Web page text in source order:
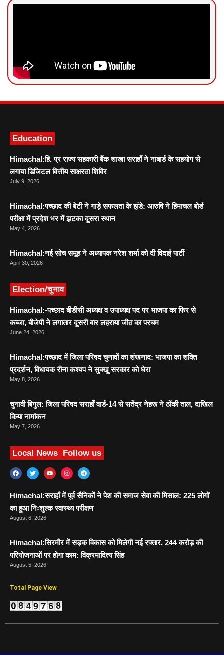
Education
Himachal:हि. प्र राज्य सहकारी बैंक शाखा सराहाँ ने नाबार्ड के सहयोग से
लगाया डिजिटल वित्तीय साक्षरता शिविर
July 9, 2026
Himachal:पच्छाद की बेटी ने गाड़े सफलता के झंडे: आरुषि ने हिमाचल बोर्ड
परीक्षा में प्रदेश भर में झटका दूसरा स्थान
May 4, 2026
Himachal:नई सोच समूह ने अध्यापक नरेश शर्मा को दी विदाई पार्टी
April 30, 2026
Election/चुनाव
Himachal:-पच्छाद बीडीसी अध्यक्ष व उपाध्यक्ष पद पर भाजपा का फिर से
कब्जा, बीजेपी ने लगातार दूसरी बार लहराया जीत का परचम
June 24, 2026
Himachal:पच्छाद में जिला परिषद चुनावों का शंखनाद: भाजपा का शक्ति
प्रदर्शन, विधायक रीना कश्यप ने सुक्खू सरकार को घेरा
May 8, 2026
चुनावी बिगुल: जिला परिषद सराहाँ वार्ड-14 से सतेंद्र नेहरू ने ठोंकी ताल, दाखिल
किया नामांकन
May 7, 2026
Local News Follow us
Himachal:सराहाँ में पूर्व सैनिकों ने पेश की समाज सेवा की मिसाल: 225 लोगों
का हुआ निःशुल्क स्वास्थ्य परीक्षण
August 6, 2026
Himachal:सिरमौर में सड़क विकास को मिलेगी नई रफ्तार, 244 करोड़ की
परियोजनाओं पर होगा काम: विक्रमादित्य सिंह
August 5, 2026
Total Page View